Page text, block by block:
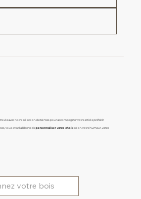
vie avec notre sélection de teintes pour accompagner votre article préféré !
vous avez la liberté depersonnaliser votre choixselon votre humeur, votre